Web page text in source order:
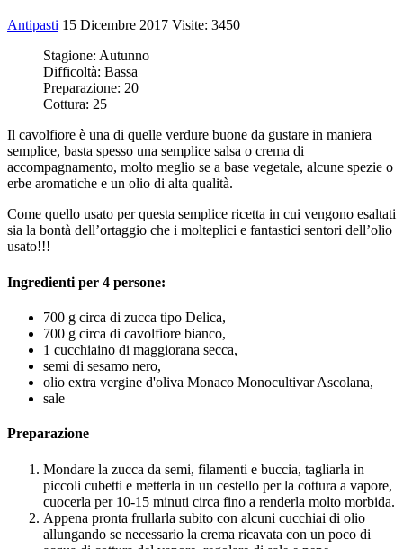
Antipasti 15 Dicembre 2017 Visite: 3450
Stagione: Autunno
Difficoltà: Bassa
Preparazione: 20
Cottura: 25
Il cavolfiore è una di quelle verdure buone da gustare in maniera
semplice, basta spesso una semplice salsa o crema di
accompagnamento, molto meglio se a base vegetale, alcune spezie o
erbe aromatiche e un olio di alta qualità.
Come quello usato per questa semplice ricetta in cui vengono esaltati
sia la bontà dell’ortaggio che i molteplici e fantastici sentori dell’olio
usato!!!
Ingredienti per 4 persone:
700 g circa di zucca tipo Delica,
700 g circa di cavolfiore bianco,
1 cucchiaino di maggiorana secca,
semi di sesamo nero,
olio extra vergine d'oliva Monaco Monocultivar Ascolana,
sale
Preparazione
Mondare la zucca da semi, filamenti e buccia, tagliarla in
piccoli cubetti e metterla in un cestello per la cottura a vapore,
cuocerla per 10-15 minuti circa fino a renderla molto morbida.
Appena pronta frullarla subito con alcuni cucchiai di olio
allungando se necessario la crema ricavata con un poco di